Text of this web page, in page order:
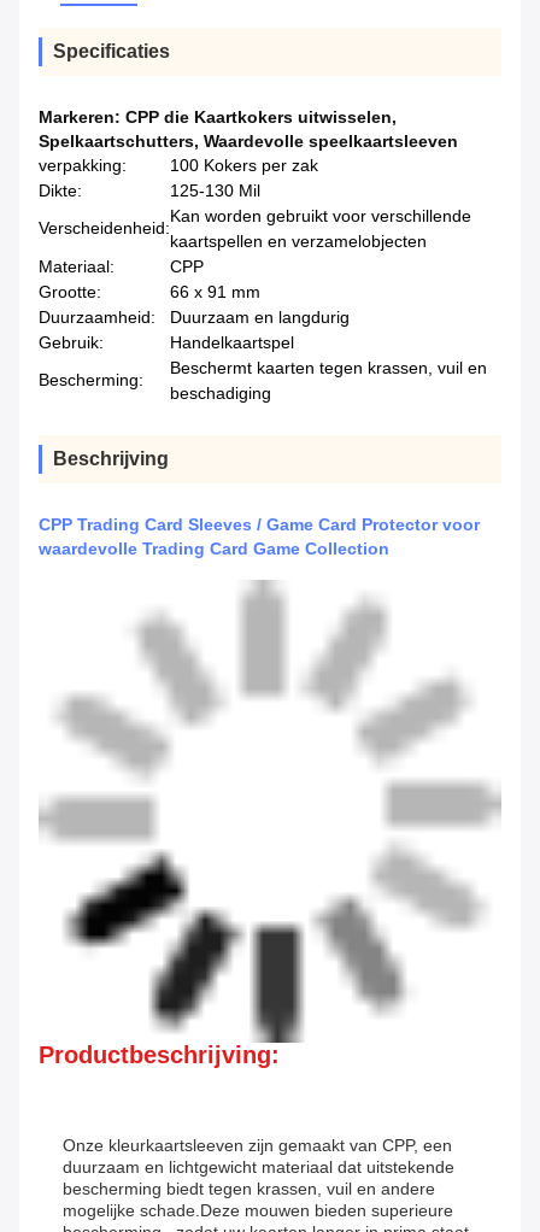
Specificaties
Markeren: CPP die Kaartkokers uitwisselen,
Spelkaartschutters, Waardevolle speelkaartsleeven
verpakking:
100 Kokers per zak
Dikte:
125-130 Mil
Verscheidenheid:
Kan worden gebruikt voor verschillende
kaartspellen en verzamelobjecten
Materiaal:
CPP
Grootte:
66 x 91 mm
Duurzaamheid:
Duurzaam en langdurig
Gebruik:
Handelkaartspel
Bescherming:
Beschermt kaarten tegen krassen, vuil en
beschadiging
Beschrijving
CPP Trading Card Sleeves / Game Card Protector voor
waardevolle Trading Card Game Collection
Productbeschrijving:
Onze kleurkaartsleeven zijn gemaakt van CPP, een
duurzaam en lichtgewicht materiaal dat uitstekende
bescherming biedt tegen krassen, vuil en andere
mogelijke schade.Deze mouwen bieden superieure